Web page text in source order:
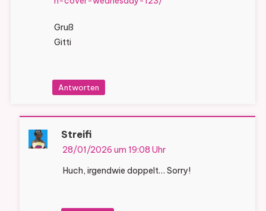
Gruß
Gitti
Antworten
Streifi
28/01/2026 um 19:08 Uhr
Huch, irgendwie doppelt… Sorry!